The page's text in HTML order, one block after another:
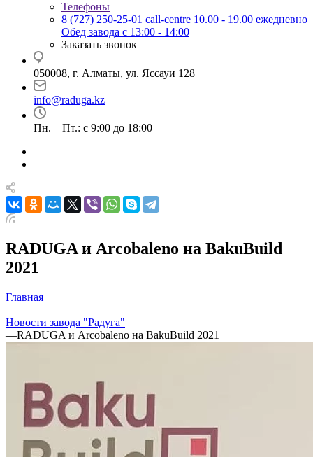
Телефоны
8 (727) 250-25-01 call-centre 10.00 - 19.00 ежедневно
Обед завода с 13:00 - 14:00
Заказать звонок
050008, г. Алматы, ул. Яссауи 128
info@raduga.kz
Пн. – Пт.: с 9:00 до 18:00
RADUGA и Arcobaleno на BakuBuild
2021
Главная
—
Новости завода "Радуга"
—RADUGA и Arcobaleno на BakuBuild 2021